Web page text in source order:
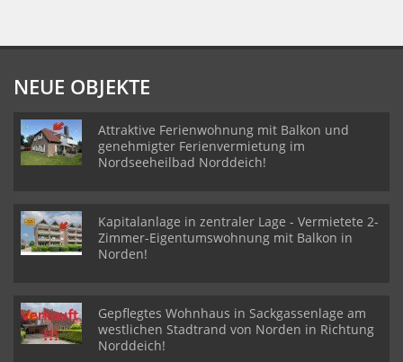
NEUE OBJEKTE
Attraktive Ferienwohnung mit Balkon und
genehmigter Ferienvermietung im
Nordseeheilbad Norddeich!
Kapitalanlage in zentraler Lage - Vermietete 2-
Zimmer-Eigentumswohnung mit Balkon in
Norden!
Gepflegtes Wohnhaus in Sackgassenlage am
westlichen Stadtrand von Norden in Richtung
Norddeich!